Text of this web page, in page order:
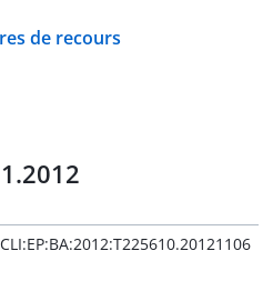
de recours